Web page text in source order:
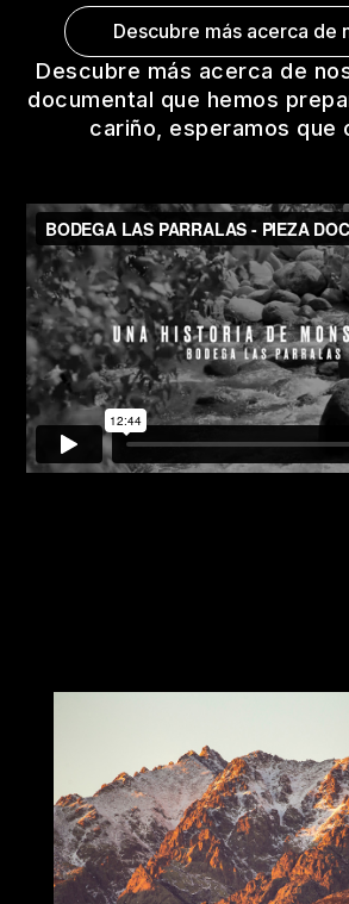
Descubre más acerca de
Descubre más acerca de
documental que hemos
cariño, esperamos que